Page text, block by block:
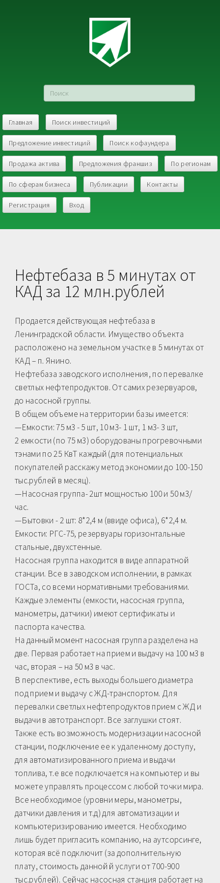
Главная Поиск инвестиций
Предложение инвестиций Поиск кофаундера
Продажа актива Предложения франшиз По регионам
По сферам бизнеса Публикации Контакты
Регистрация Вход
Нефтебаза в 5 минутах от
КАД за 12 млн.рублей
Продается действующая нeфтебазa в
Лeнингpaдcкой области. Имущество объекта
расположено на земельном участке в 5 минутах от
КАД – п. Янино.
Нефтебаза заводского исполнения, по перевалке
светлых нeфтeпрoдуктов. От самих резервуаров,
до насосной группы.
В общем объеме на территории базы имеется:
—Емкости: 75 м3 - 5 шт, 10 м3- 1 шт, 1 м3- 3 шт,
2 емкости (по 75 м3) оборудованы прогревочными
тэнами по 25 КвТ каждый (для потенциальных
покупателей расскажу метод экономии до 100-150
тыс.рублей в месяц).
—Насосная группа- 2шт мощностью 100 и 50 м3/
час.
—Бытoвки - 2 шт: 8*2,4 м (ввиде офиса), 6*2,4 м.
Емкости: РГС-75, резервуары горизонтальные
стальные, двухстенные.
Насосная группа находится в виде аппаратной
станции. Все в заводском исполнении, в рамках
ГОСТа, со всеми нормативными требованиями.
Каждые элементы (емкости, насосная группа,
манометры, датчики) имеют сертификаты и
паспорта качества.
На данный момент насосная группа разделена на
две. Первая работает на прием и выдачу на 100 м3 в
час, вторая – на 50 м3 в час.
В перспективе, есть выходы большего диаметра
под прием и выдачу с ЖД-транспортом. Для
перевалки светлых нефтепродуктов прием с ЖД и
выдачи в автотранспорт. Все заглушки стоят.
Также есть возможность модернизации насосной
станции, подключение ее к удаленному доступу,
для автоматизированного приема и выдачи
топлива, т.е все подключается на компьютер и вы
можете управлять процессом с любой точки мира.
Все необходимое (уровни меры, манометры,
датчики давления и т.д) для автоматизации и
компьютеризированию имеется. Необходимо
лишь будет пригласить компанию, на аутсорсинге,
которая всё подключит (за дополнительную
плату, стоимость данной й услуги от 700-900
тыс.рублей). Сейчас насосная станция работает на